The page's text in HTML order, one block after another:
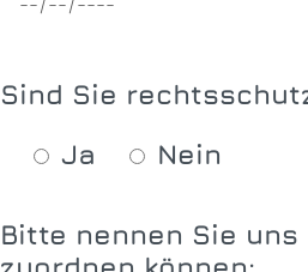
Sind Sie
Ja
Nein
Bitte nennen Sie